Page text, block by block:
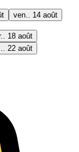
ven.. 14 août
18 août
22 août